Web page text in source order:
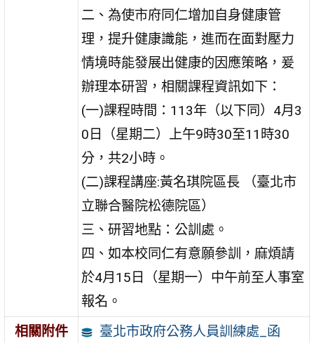
二、為使市府同仁增加自身健康管
理，提升健康識能，進而在面對壓力
情境時能發展出健康的因應策略，爰
辦理本研習，相關課程資訊如下：
(一)課程時間：113年（以下同）4月3
0日（星期二）上午9時30至11時30
分，共2小時。
(二)課程講座:黃名琪院區長 （臺北市
立聯合醫院松德院區）
三、研習地點：公訓處。
四、如本校同仁有意願參訓，麻煩請
於4月15日（星期一）中午前至人事室
報名。
相關附件
臺北市政府公務人員訓練處_函